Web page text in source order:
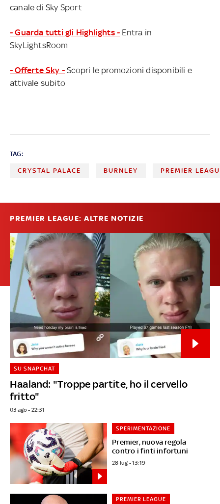
canale di Sky Sport
- Guarda tutti gli Highlights - Entra in
SkyLightsRoom
- Offerte Sky - Scopri le promozioni disponibili e
attivale subito
TAG:
CRYSTAL PALACE BURNLEY PREMIER
PREMIER LEAGUE: ALTRE NOTIZIE
Haaland: "Troppe partite, ho il cervello
fritto"
SU SNAPCHAT
03 ago - 22:31
Premier, nuova regola
contro i finti infortuni
SPERIMENTAZIONE
28 lug - 13:19
PREMIER LEAGUE